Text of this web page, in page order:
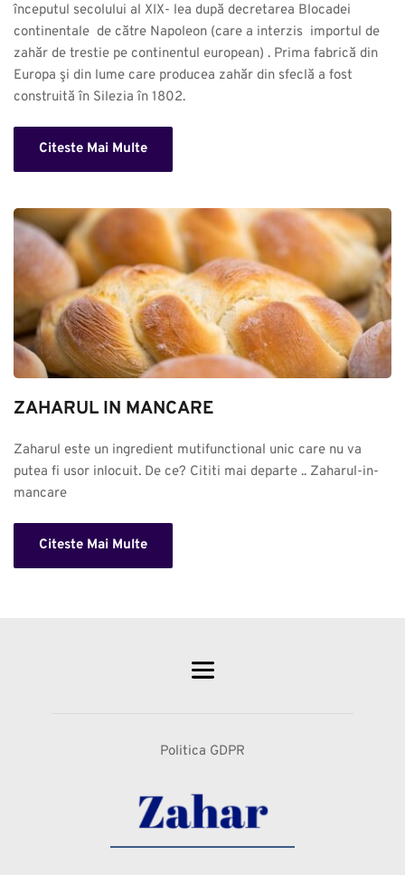
începutul secolului al XIX- lea după decretarea Blocadei
continentale  de către Napoleon (care a interzis  importul de
zahăr de trestie pe continentul european) . Prima fabrică din
Europa şi din lume care producea zahăr din sfeclă a fost
construită în Silezia în 1802.
Citeste Mai Multe
ZAHARUL IN MANCARE
Zaharul este un ingredient mutifunctional unic care nu va
putea fi usor inlocuit. De ce? Cititi mai departe .. Zaharul-in-
mancare
Citeste Mai Multe
Politica GDPR